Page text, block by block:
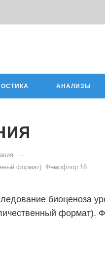
АНАЛИЗЫ
—
формат). Фемофлор 16
биоценоза
формат).